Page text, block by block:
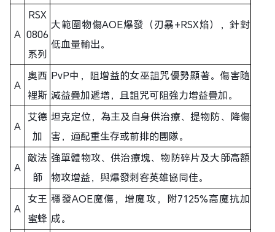
A
RSX
0806
系列
大範圍物傷AOE爆發（刃暴+RSX焰），針對
低血量輸出。
A
奧西
裡斯
PvP中，阻增益的女巫詛咒優勢顯著。傷害隨
減益疊加遞增，且詛咒可阻強力增益疊加。
A
艾德
加
坦克定位，為主及自身供治療、提物防、降傷
害，適配重生存或前排的團隊。
A
敵法
師
強單體物攻、供治療塊、物防碎片及大師高額
物攻增益，與爆發刺客英雄協同佳。
A
女王
蜜蜂
穩發AOE魔傷，增魔攻，附7125%高魔抗加
成。